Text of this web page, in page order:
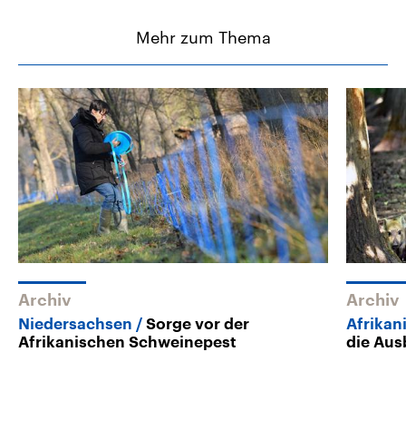
Mehr zum Thema
Archiv
Niedersachsen
Sorge vor der
Afrikanischen Schweinepest
Archiv
die